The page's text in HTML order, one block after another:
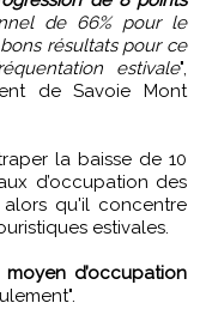
de 66% pour le
résultats pour ce
estivale",
de Savoie Mont
la baisse de 10
d’occupation des
alors qu'il concentre
estivales.
d’occupation